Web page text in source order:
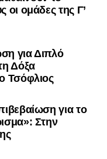
οι ομάδες της Γ’
για Διπλό
Δόξα
Τσόφλιος
για το
Στην